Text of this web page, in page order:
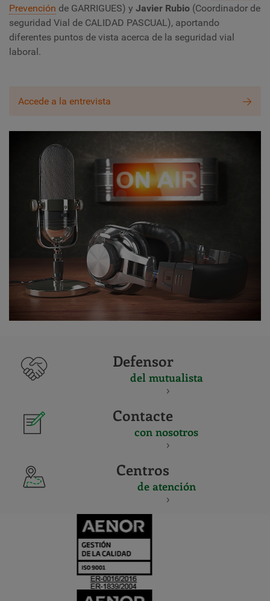
Prevención de GARRIGUES) y Javier Rubio (Coordinador de
seguridad Vial de CALIDAD PASCUAL), aportando
diferentes puntos de vista acerca de la seguridad vial
laboral.
Accede a la entrevista
Defensor
del mutualista
Contacte
con nosotros
Centros
de atención